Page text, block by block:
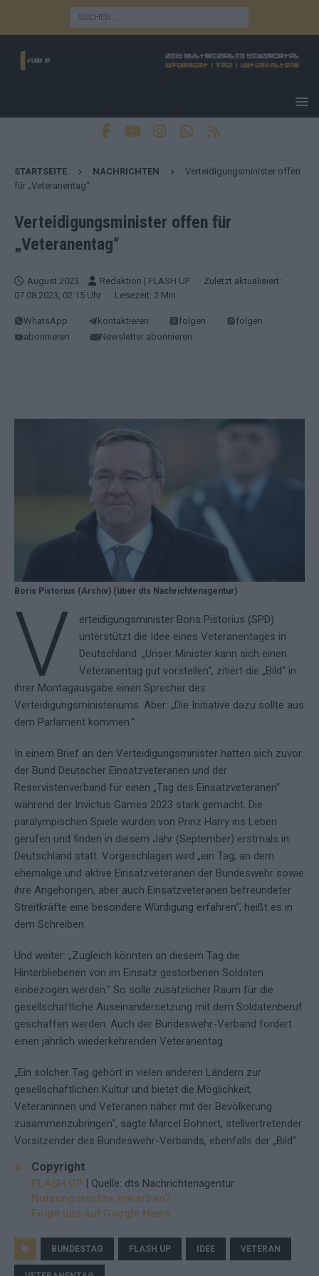
STARTSEITE NACHRICHTEN
Verteidigungsminister offen
für „Veteranentag“
Verteidigungsminister offen für
„Veteranentag“
August 2023 Redaktion | FLASH UP
· Zuletzt aktualisiert:
07.08.2023, 02:15 Uhr
· Lesezeit: 2 Min.
WhatsApp kontaktieren folgen
folgen
abonnieren
Newsletter abonnieren
Boris Pistorius (Archiv) (über dts Nachrichtenagentur)
V
erteidigungsminister Boris Pistorius (SPD)
unterstützt die Idee eines Veteranentages in
Deutschland. „Unser Minister kann sich einen
Veteranentag gut vorstellen“, zitiert die „Bild“ in
ihrer Montagausgabe einen Sprecher des
Verteidigungsministeriums. Aber: „Die Initiative dazu sollte aus
dem Parlament kommen.“
In einem Brief an den Verteidigungsminister hatten sich zuvor
der Bund Deutscher Einsatzveteranen und der
Reservistenverband für einen „Tag des Einsatzveteranen“
während der Invictus Games 2023 stark gemacht. Die
paralympischen Spiele wurden von Prinz Harry ins Leben
gerufen und finden in diesem Jahr (September) erstmals in
Deutschland statt. Vorgeschlagen wird „ein Tag, an dem
ehemalige und aktive Einsatzveteranen der Bundeswehr sowie
ihre Angehörigen, aber auch Einsatzveteranen befreundeter
Streitkräfte eine besondere Würdigung erfahren“, heißt es in
dem Schreiben.
Und weiter: „Zugleich könnten an diesem Tag die
Hinterbliebenen von im Einsatz gestorbenen Soldaten
einbezogen werden.“ So solle zusätzlicher Raum für die
gesellschaftliche Auseinandersetzung mit dem Soldatenberuf
geschaffen werden. Auch der Bundeswehr-Verband fordert
einen jährlich wiederkehrenden Veteranentag.
„Ein solcher Tag gehört in vielen anderen Ländern zur
gesellschaftlichen Kultur und bietet die Möglichkeit,
Veteraninnen und Veteranen näher mit der Bevölkerung
zusammenzubringen“, sagte Marcel Bohnert, stellvertretender
Vorsitzender des Bundeswehr-Verbands, ebenfalls der „Bild“.
Copyright
FLASH UP | Quelle: dts Nachrichtenagentur
Nutzungsrechte erwerben?
Folge uns auf Google News
BUNDESTAG FLASH UP IDEE VETERAN